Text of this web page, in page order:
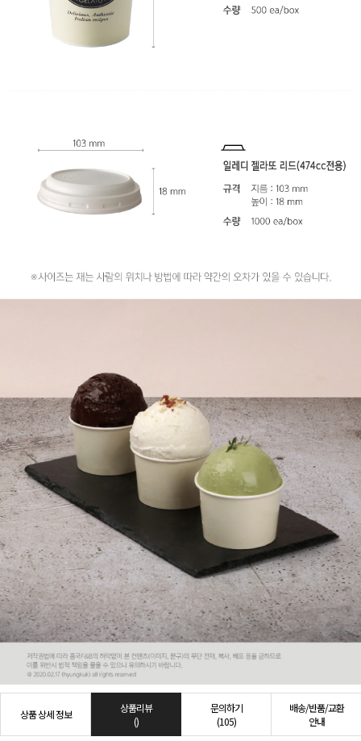
상품 상세 정보
상품리뷰
()
문의하기
(105)
배송/반품/교환
안내